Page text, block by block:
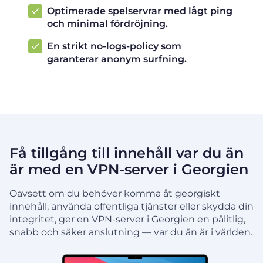
Optimerade spelservrar med lågt ping
och minimal fördröjning.
En strikt no-logs-policy som
garanterar anonym surfning.
Få tillgång till innehåll var du än
är med en VPN-server i Georgien
Oavsett om du behöver komma åt georgiskt
innehåll, använda offentliga tjänster eller skydda din
integritet, ger en VPN-server i Georgien en pålitlig,
snabb och säker anslutning — var du än är i världen.